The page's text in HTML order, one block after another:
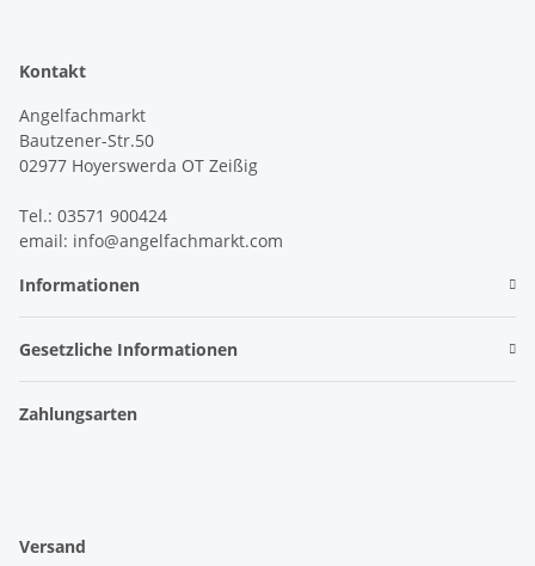
Kontakt
Angelfachmarkt
Bautzener-Str.50
02977 Hoyerswerda OT Zeißig
Tel.: 03571 900424
email: info@angelfachmarkt.com
Informationen
Gesetzliche Informationen
Zahlungsarten
Versand